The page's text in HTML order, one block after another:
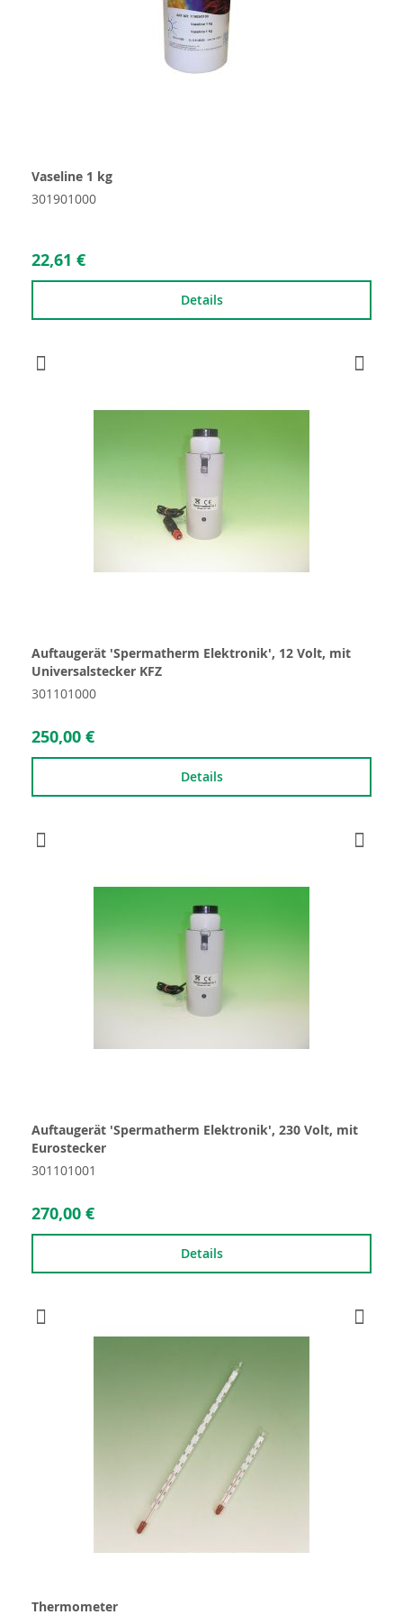
Vaseline 1 kg
301901000
22,61 €
Details
Auftaugerät 'Spermatherm Elektronik', 12 Volt, mit
Universalstecker KFZ
301101000
250,00 €
Details
Auftaugerät 'Spermatherm Elektronik', 230 Volt, mit
Eurostecker
301101001
270,00 €
Details
Thermometer